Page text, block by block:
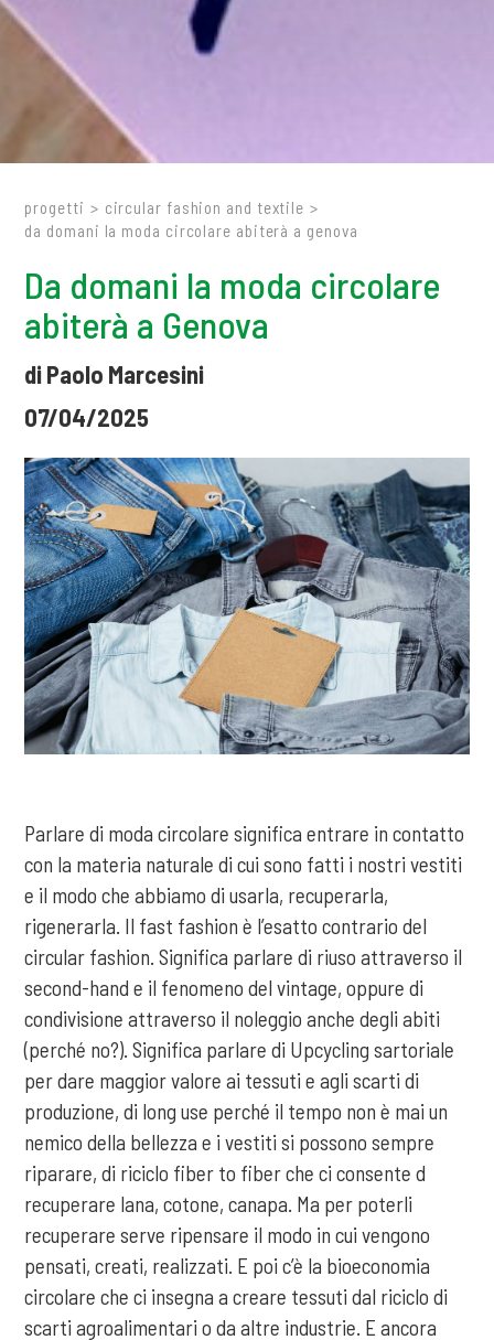
progetti > circular fashion and textile >
da domani la moda circolare abiterà a genova
Da domani la moda circolare
abiterà a Genova
di Paolo Marcesini
07/04/2025
Parlare di moda circolare significa entrare in contatto
con la materia naturale di cui sono fatti i nostri vestiti
e il modo che abbiamo di usarla, recuperarla,
rigenerarla. Il fast fashion è l’esatto contrario del
circular fashion. Significa parlare di riuso attraverso il
second-hand e il fenomeno del vintage, oppure di
condivisione attraverso il noleggio anche degli abiti
(perché no?). Significa parlare di Upcycling sartoriale
per dare maggior valore ai tessuti e agli scarti di
produzione, di long use perché il tempo non è mai un
nemico della bellezza e i vestiti si possono sempre
riparare, di riciclo fiber to fiber che ci consente d
recuperare lana, cotone, canapa. Ma per poterli
recuperare serve ripensare il modo in cui vengono
pensati, creati, realizzati. E poi c’è la bioeconomia
circolare che ci insegna a creare tessuti dal riciclo di
scarti agroalimentari o da altre industrie. E ancora